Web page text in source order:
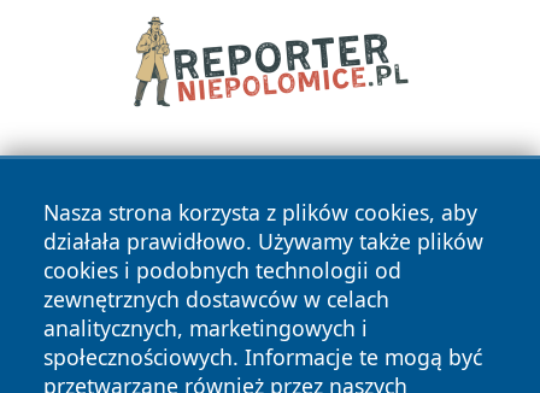
Nasza strona korzysta z plików cookies, aby
działała prawidłowo. Używamy także plików
cookies i podobnych technologii od
zewnętrznych dostawców w celach
analitycznych, marketingowych i
społecznościowych. Informacje te mogą być
przetwarzane również przez naszych
Copyright © 2026 radomski24.pl Wszystkie prawa
zastrzeżone.